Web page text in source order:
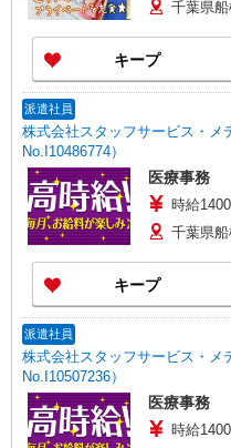
千葉県
キープ
派遣社員
株式会社スタッフサービス・
No.I10486774）
医療事務
時給
千葉県
キープ
派遣社員
株式会社スタッフサービス・
No.I10507236）
医療事務
時給